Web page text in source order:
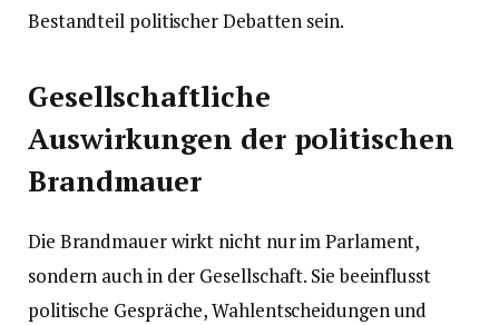
Bestandteil politischer Debatten sein.
Gesellschaftliche
Auswirkungen der politischen
Brandmauer
Die Brandmauer wirkt nicht nur im Parlament,
sondern auch in der Gesellschaft. Sie beeinflusst
politische Gespräche, Wahlentscheidungen und